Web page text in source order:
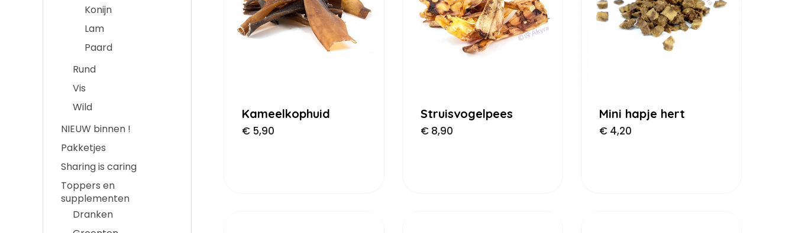
Konijn
Lam
Paard
Rund
Vis
Wild
NIEUW binnen !
Pakketjes
Sharing is caring
Toppers en
supplementen
Dranken
Kameelkophuid
€ 5,90
Struisvogelpees
€8,90
Mini hapje hert
€4,20